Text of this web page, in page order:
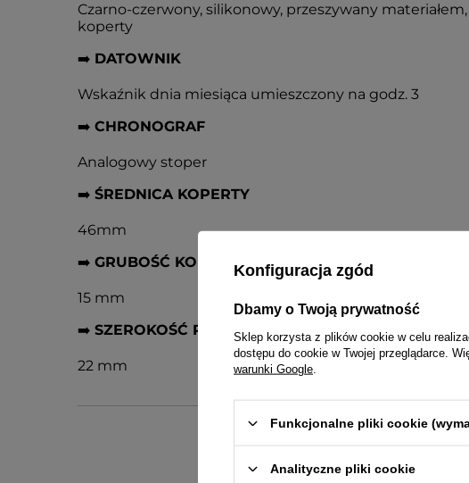
Czarno-czerwony, silikonowy, przeszywany
koperty
➡️ DATOWNIK
Wskaźnik dnia miesiąca umieszczony na godz. 3
➡️ CHRONOGRAF
Analogowy stoper
➡️ ŚREDNICA KOPERTY
46mm
➡️ GRUBOŚĆ KOPERTY
15 mm
➡️ SZEROKOŚĆ PASKA PRZY KOPERCIE
22 mm
Konfiguracja zgód
Dbamy o Twoją prywatność
Sklep korzysta z plików cookie w celu
dostępu do cookie w Twojej przeglądarce.
warunki Google
Funkcjonalne pliki cookie
Analityczne pliki cookie